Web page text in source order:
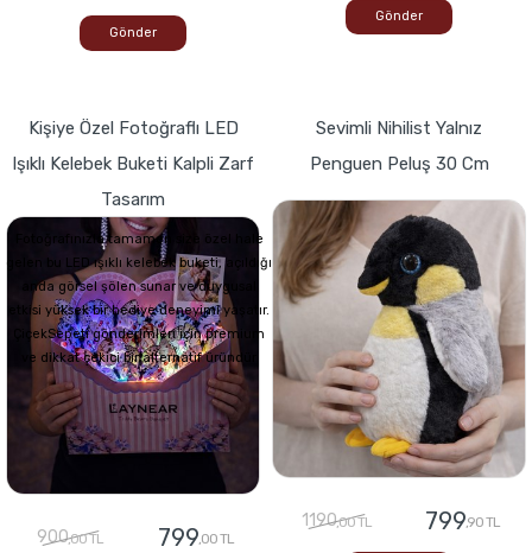
Gönder
Gönder
Kişiye Özel Fotoğraflı LED
Işıklı Kelebek Buketi Kalpli Zarf
Tasarım
Fotoğrafınızla tamamen size özel hale
gelen bu LED ışıklı kelebek buketi, açıldığı
anda görsel şölen sunar ve duygusal
etkisi yüksek bir hediye deneyimi yaşatır.
ÇiçekSepeti gönderimleri için premium
ve dikkat çekici bir alternatif üründür
900,00 TL 799,00 TL
Sevimli Nihilist Yalnız
Penguen Peluş 30 Cm
1190,00 TL 799,90 TL